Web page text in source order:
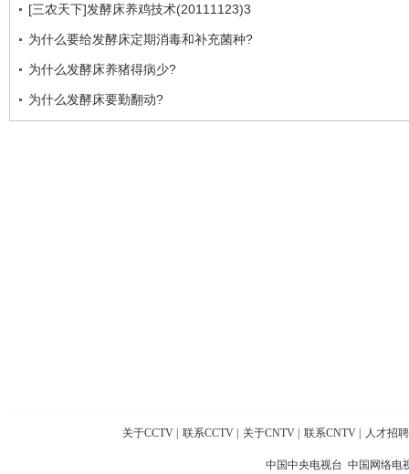
[三农天下]发酵床养鸡技术(20111123)3
为什么要给发酵床定期消毒和补充菌种?
为什么发酵床养猪得病少?
为什么发酵床要勤翻动?
关于CCTV 联系CCTV 关于CNTV 联系CNTV 人才招聘
中国中央电视台 中国网络电